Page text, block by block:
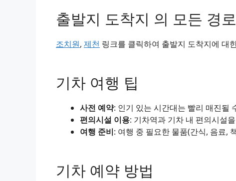
출발지 도착지 의 모든 경로
조치원, 제천 링크를 클릭하여 출발지 도착지에 대
기차 여행 팁
사전 예약: 인기 있는 시간대는 빨리 매진될
편의시설 이용: 기차역과 기차 내 편의시설
여행 준비: 여행 중 필요한 물품(간식, 음료,
기차 예약 방법